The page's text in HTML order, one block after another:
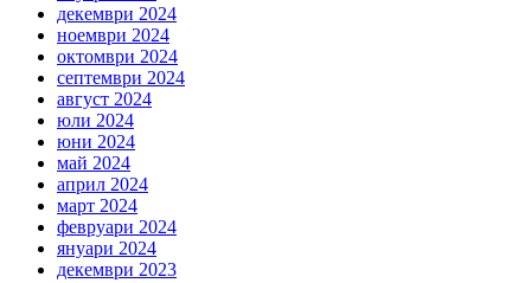
декември 2024
ноември 2024
октомври 2024
септември 2024
август 2024
юли 2024
юни 2024
май 2024
април 2024
март 2024
февруари 2024
януари 2024
декември 2023